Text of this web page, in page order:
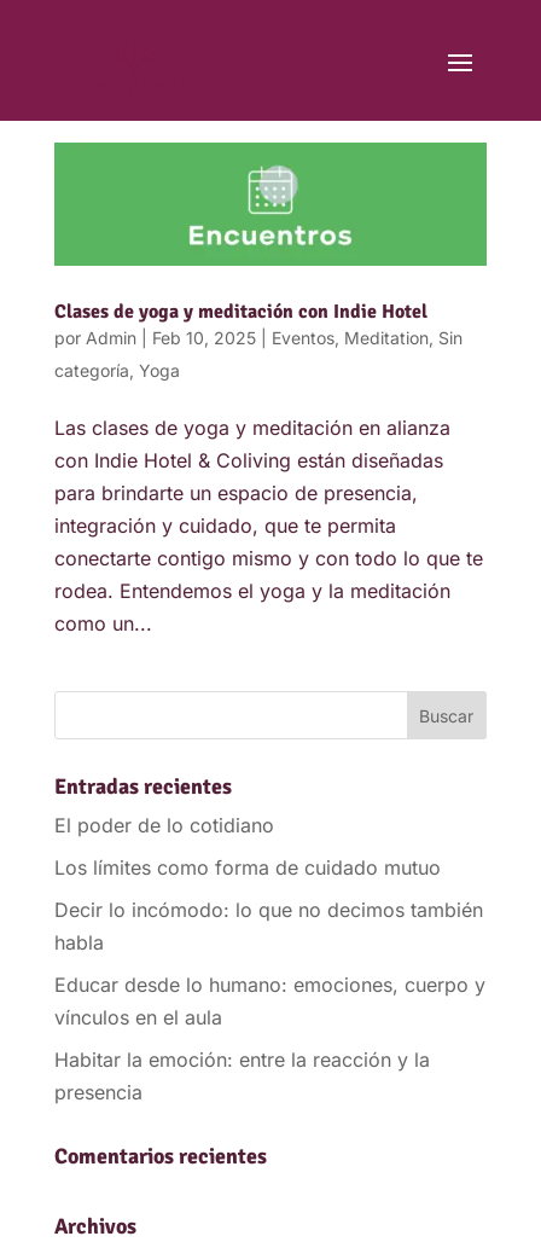
Clases de yoga y meditación con Indie Hotel
por Admin| Feb 10, 2025| Eventos, Meditation, Sin
categoría, Yoga
Las clases de yoga y meditación en alianza
con Indie Hotel & Coliving están diseñadas
para brindarte un espacio de presencia,
integración y cuidado, que te permita
conectarte contigo mismo y con todo lo que te
rodea. Entendemos el yoga y la meditación
como un...
Entradas recientes
El poder de lo cotidiano
Los límites como forma de cuidado mutuo
Decir lo incómodo: lo que no decimos también
habla
Educar desde lo humano: emociones, cuerpo y
vínculos en el aula
Habitar la emoción: entre la reacción y la
presencia
Comentarios recientes
Archivos